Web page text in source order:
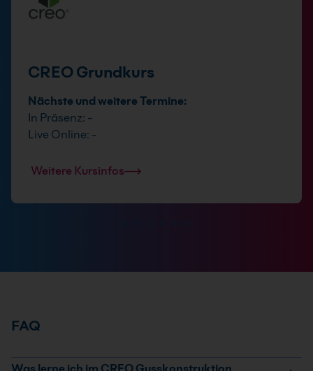
CREO Grundkurs
Nächste und weitere Termine:
In Präsenz: -
Live Online: -
Weitere Kursinfos
FAQ
Was lerne ich im CREO Gusskonstruktion